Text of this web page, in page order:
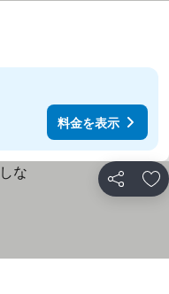
料金を表示
シェア お